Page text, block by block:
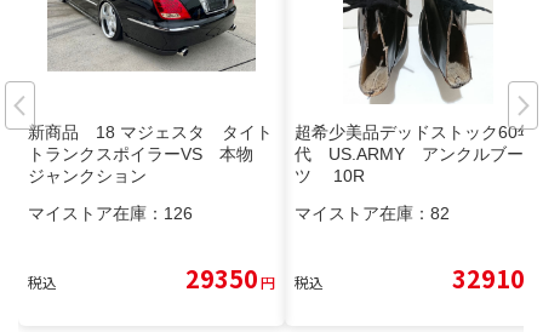
新商品 18 マジェスタ タイト
トランクスポイラーVS 本物
ジャンクション
マイストア在庫： 126
税込 29350円
超希少美品デッドストック60年
代 US.ARMY アンクルブー
ツ 10R
マイストア在庫： 82
税込 32910